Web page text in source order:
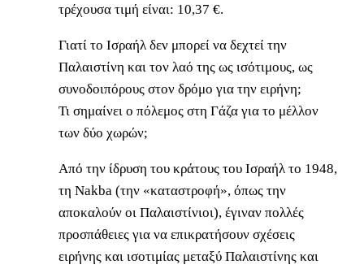
τρέχουσα τιμή είναι: 10,37 €.
Γιατί το Ισραήλ δεν μπορεί να δεχτεί την
Παλαιστίνη και τον λαό της ως ισότιμους, ως
συνοδοιπόρους στον δρόμο για την ειρήνη;
Τι σημαίνει ο πόλεμος στη Γάζα για το μέλλον
των δύο χωρών;
Από την ίδρυση του κράτους του Ισραήλ το 1948,
τη Nakba (την «καταστροφή», όπως την
αποκαλούν οι Παλαιστίνιοι), έγιναν πολλές
προσπάθειες για να επικρατήσουν σχέσεις
ειρήνης και ισοτιμίας μεταξύ Παλαιστίνης και